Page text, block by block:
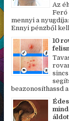
Az
Feró
mennyi a
Ennyi pénzből
10
beazonosíthassd